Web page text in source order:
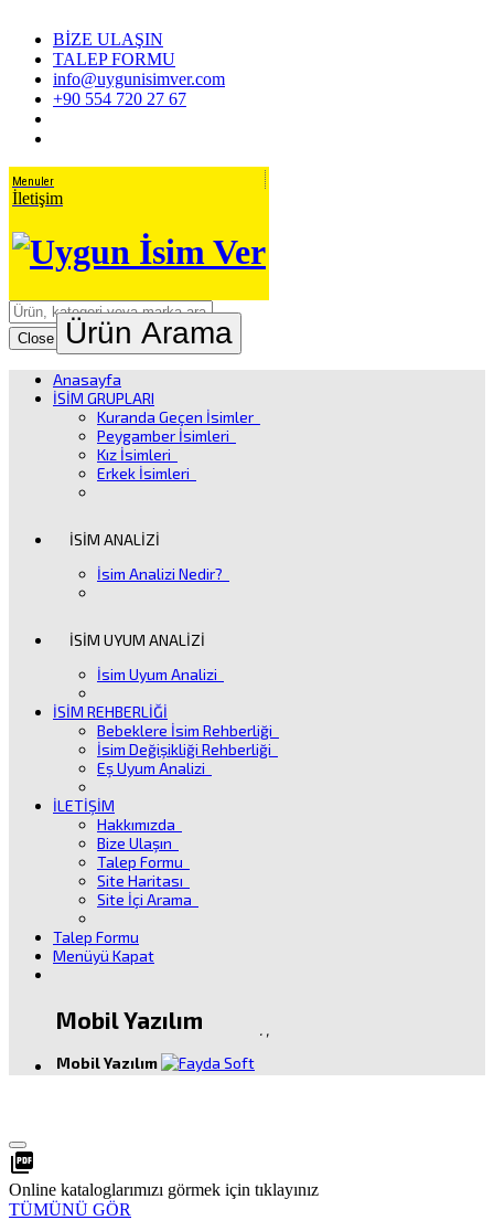
BİZE ULAŞIN
TALEP FORMU
info@uygunisimver.com
+90 554 720 27 67
Menuler
İletişim
Close Ürün Arama
Anasayfa
İSİM GRUPLARI
Kuranda Geçen İsimler
Peygamber İsimleri
Kız İsimleri
Erkek İsimleri
İSİM ANALİZİ
İsim Analizi Nedir?
İSİM UYUM ANALİZİ
İsim Uyum Analizi
İSİM REHBERLİĞİ
Bebeklere İsim Rehberliği
İsim Değişikliği Rehberliği
Eş Uyum Analizi
İLETİŞİM
Hakkımızda
Bize Ulaşın
Talep Formu
Site Haritası
Site İçi Arama
Talep Formu
Menüyü Kapat
Mobil Yazılım
Mobil Yazılım
. ,
picture_as_pdf
Online kataloglarımızı görmek için tıklayınız
TÜMÜNÜ GÖR